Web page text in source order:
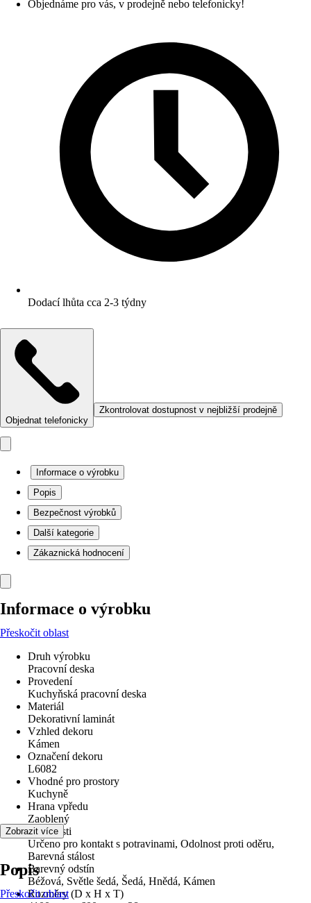
Objednáme pro vás, v prodejně nebo telefonicky!
Dodací lhůta cca 2-3 týdny
Objednat telefonicky
Zkontrolovat dostupnost v nejbližší prodejně
Informace o výrobku
Popis
Bezpečnost výrobků
Další kategorie
Zákaznická hodnocení
Informace o výrobku
Přeskočit oblast
Druh výrobku
Pracovní deska
Provedení
Kuchyňská pracovní deska
Materiál
Dekorativní laminát
Vzhled dekoru
Kámen
Označení dekoru
L6082
Vhodné pro prostory
Kuchyně
Hrana vpředu
Zaoblený
Vlastnosti
Určeno pro kontakt s potravinami, Odolnost proti oděru,
Barevná stálost
Barevný odstín
Béžová, Světle šedá, Šedá, Hnědá, Kámen
Rozměry (D x H x T)
Zobrazit více
Popis
Přeskočit oblast